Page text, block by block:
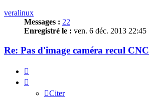
veralinux
Messages : 22
Enregistré le : ven. 6 déc. 2013 22:45
Re: Pas d'image caméra recul CNC
Citer